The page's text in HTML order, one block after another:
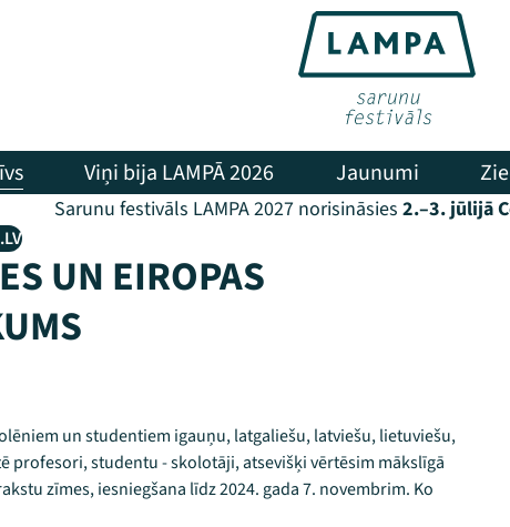
Viņi bija LAMPĀ 2026 Jaunumi
Sarunu festivāls LAMPA 2027 norisināsies 2.–3. jūlijā
UN EIROPAS
un studentiem igauņu, latgaliešu, latviešu, lietuviešu,
profesori, studentu - skolotāji, atsevišķi vērtēsim mākslīgā
zīmes, iesniegšana līdz 2024. gada 7. novembrim. Ko